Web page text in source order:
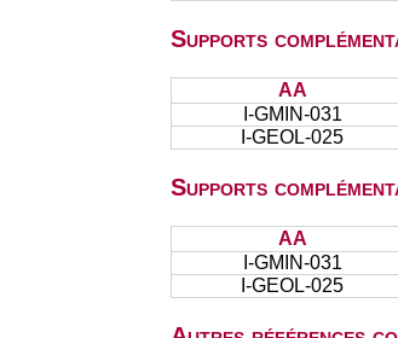
Supports
AA
I-GMIN-031
I-GEOL-025
Supports
AA
I-GMIN-031
I-GEOL-025